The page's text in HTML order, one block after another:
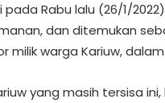
Rabu lalu (26/1/
dan ditemukan
milik warga Kariuw,
yang masih tersisa